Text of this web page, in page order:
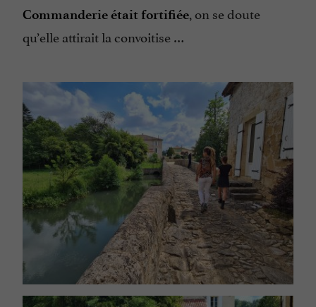
Commanderie était fortifiée, on se doute
qu’elle attirait la convoitise …